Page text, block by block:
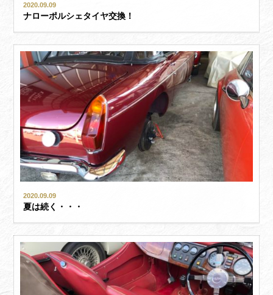
2020.09.09
ナローポルシェタイヤ交換！
2020.09.09
夏は続く・・・